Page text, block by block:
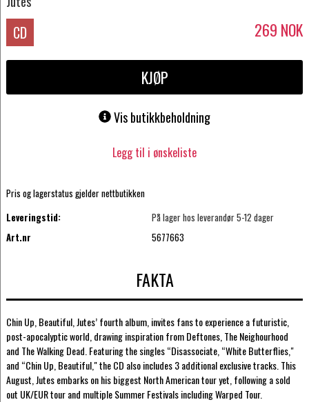
CD 269 NOK
KJØP
Vis butikkbeholdning
Legg til i ønskeliste
Pris og lagerstatus gjelder nettbutikken
Leveringstid:
På lager hos leverandør 5-12 dager
Art.nr
5677663
FAKTA
Chin Up, Beautiful, Jutes’ fourth album, invites fans to experience a futuristic,
post-apocalyptic world, drawing inspiration from Deftones, The Neighourhood
and The Walking Dead. Featuring the singles “Disassociate, “White Butterflies,"
and “Chin Up, Beautiful," the CD also includes 3 additional exclusive tracks. This
August, Jutes embarks on his biggest North American tour yet, following a sold
out UK/EUR tour and multiple Summer Festivals including Warped Tour.